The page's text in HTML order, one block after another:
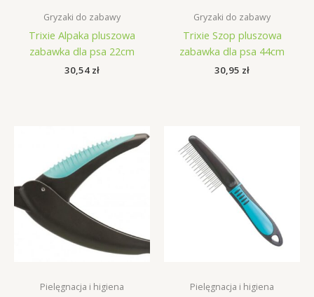
Gryzaki do zabawy
Trixie Alpaka pluszowa
zabawka dla psa 22cm
30,54 zł
Gryzaki do zabawy
Trixie Szop pluszowa
zabawka dla psa 44cm
30,95 zł
Pielęgnacja i higiena Pielęgnacja i higiena